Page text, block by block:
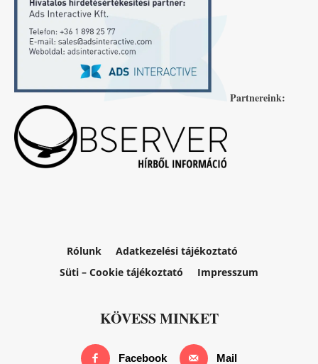
Partnereink:
Rólunk
Adatkezelési tájékoztató
Süti – Cookie tájékoztató
Impresszum
KÖVESS MINKET
Facebook Mail